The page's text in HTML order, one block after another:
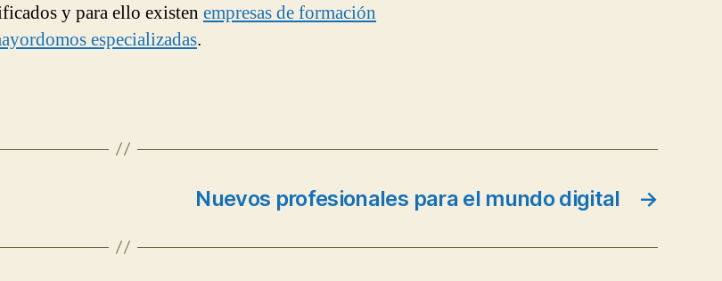
y para ello existen empresas de formación
especializadas.
→
Nuevos profesionales para el mundo digital